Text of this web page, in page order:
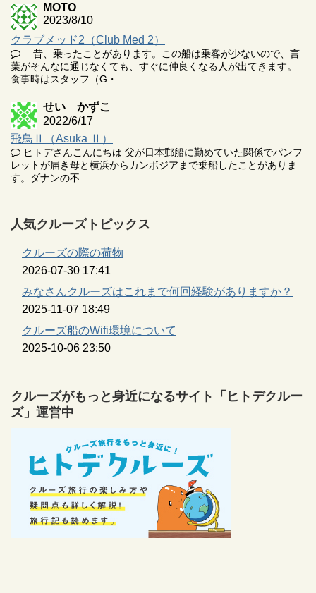
MOTO
2023/8/10
クラブメッド2（Club Med 2）
昔、乗ったことがあります。この船は乗客が少ないので、言
葉がそんなに通じなくても、すぐに仲良くなる人が出てきます。
食事時はスタッフ（G・...
せい かずこ
2022/6/17
飛鳥Ⅱ（Asuka Ⅱ）
ヒトデさんこんにちは 父が日本郵船に勤めていた関係でパンフ
レットが届き母と横浜からカンボジアまで乗船したことがありま
す。ダナンの不...
人気クルーズトピックス
クルーズの際の荷物
2026-07-30 17:41
みなさんクルーズはこれまで何回経験がありますか？
2025-11-07 18:49
クルーズ船のWifi環境について
2025-10-06 23:50
クルーズがもっと身近になるサイト「ヒトデクルー
ズ」運営中